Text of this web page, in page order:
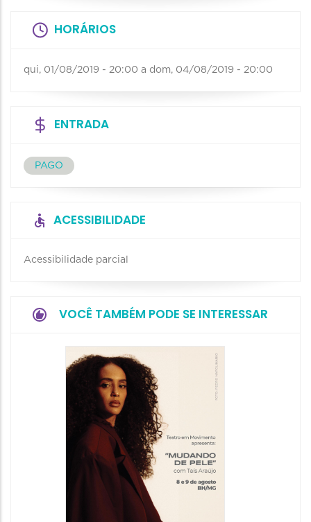
HORÁRIOS
qui, 01/08/2019 - 20:00 a dom, 04/08/2019 - 20:00
ENTRADA
PAGO
ACESSIBILIDADE
Acessibilidade parcial
VOCÊ TAMBÉM PODE SE INTERESSAR